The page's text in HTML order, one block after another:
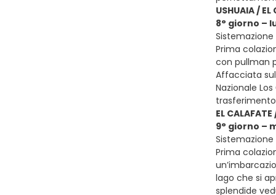
USHUAIA / EL
8° giorno –
Prima
con pullman
Affacciata
Nazionale
EL
9° giorno –
Prima
lago che si
splendide